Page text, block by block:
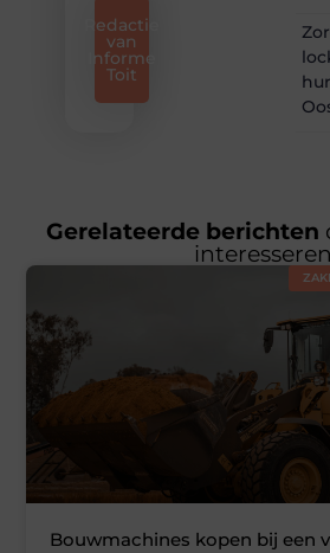
Redactie
van
Informe
Toit
Gerelateerde berichten
Bouwmachines kopen bij een